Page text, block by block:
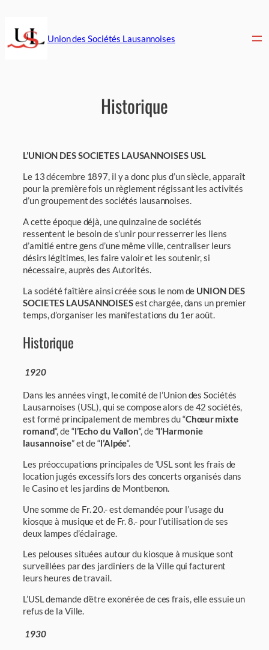
contenu
Union des Sociétés Lausannoises
Historique
L’UNION DES SOCIETES LAUSANNOISES USL
Le 13 décembre 1897, il y a donc plus d’un siècle, apparaît
pour la première fois un règlement régissant les activités
d’un groupement des sociétés lausannoises.
A cette époque déjà, une quinzaine de sociétés
ressentent le besoin de s’unir pour resserrer les liens
d’amitié entre gens d’une même ville, centraliser leurs
désirs légitimes, les faire valoir et les soutenir, si
nécessaire, auprès des Autorités.
La société faîtière ainsi créée sous le nom de UNION DES
SOCIETES LAUSANNOISESest chargée, dans un premier
temps, d’organiser les manifestations du 1er août.
Historique
1920
Dans les années vingt, le comité de l’Union des Sociétés
Lausannoises (USL), qui se compose alors de 42 sociétés,
est formé principalement de membres du “Chœur mixte
romand“, de “l’Echo du Vallon“, de “l’Harmonie
lausannoise” et de “l’Alpée“.
Les préoccupations principales de ‘USL sont les frais de
location jugés excessifs lors des concerts organisés dans
le Casino et les jardins de Montbenon.
Une somme de Fr. 20.- est demandée pour l’usage du
kiosque à musique et de Fr. 8.- pour l’utilisation de ses
deux lampes d’éclairage.
Les pelouses situées autour du kiosque à musique sont
surveillées par des jardiniers de la Ville qui facturent
leurs heures de travail.
L’USL demande d’être exonérée de ces frais, elle essuie un
refus de la Ville.
1930